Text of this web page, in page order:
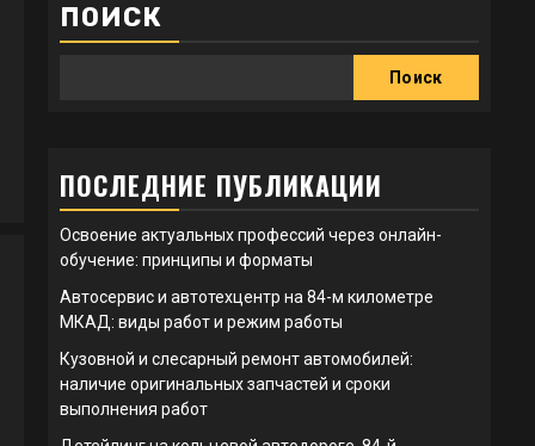
ПОИСК
Поиск
ПОСЛЕДНИЕ ПУБЛИКАЦИИ
Освоение актуальных профессий через онлайн-
обучение: принципы и форматы
Автосервис и автотехцентр на 84-м километре
МКАД: виды работ и режим работы
Кузовной и слесарный ремонт автомобилей:
наличие оригинальных запчастей и сроки
выполнения работ